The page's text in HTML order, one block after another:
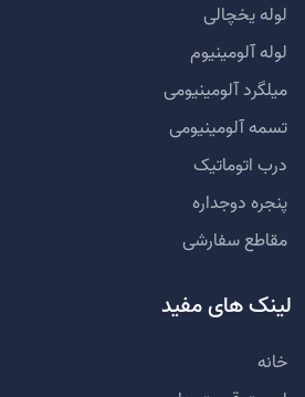
لوله یخچالی
لوله آلومینیوم
میلگرد آلومینیومی
تسمه آلومینیومی
درب اتوماتیک
پنجره دوجداره
مقاطع سفارشی
لینک های مفید
خانه